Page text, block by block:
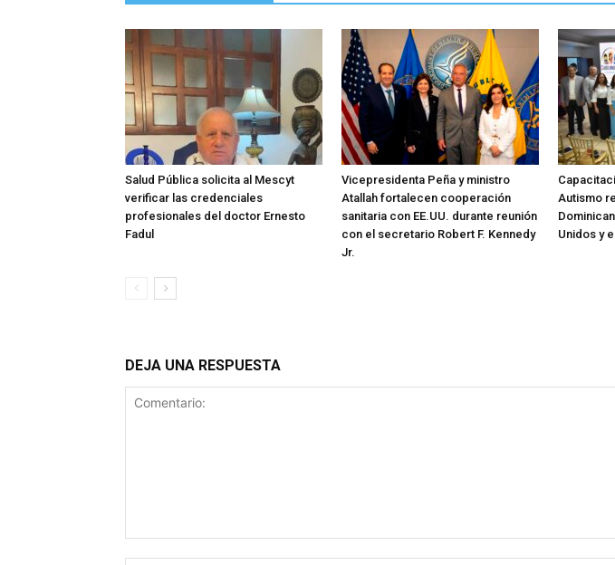
Salud Pública solicita al Mescyt
verificar las credenciales
profesionales del doctor Ernesto
Fadul
Vicepresidenta Peña y ministro
Atallah fortalecen cooperación
sanitaria con EE.UU. durante reunión
con el secretario Robert F. Kennedy
Jr.
Autismo
Unidos y
DEJA UNA RESPUESTA